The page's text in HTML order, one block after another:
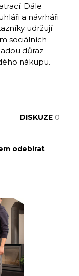
Dále
a návrháři
udržují
sociálních
důraz
nákupu.
DISKUZE 0